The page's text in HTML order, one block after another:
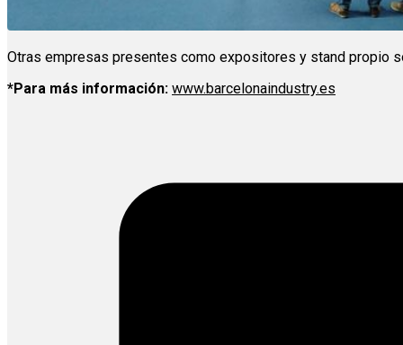
Otras empresas presentes como expositores y stand propio
*Para más información: www.barcelonaindustry.es